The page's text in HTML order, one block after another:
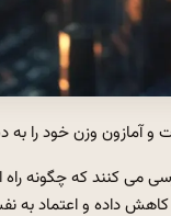
و آمازون وزن خود را به
کاهش داده و اعتماد